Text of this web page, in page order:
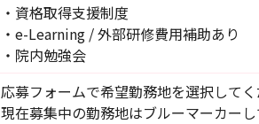
・資格取得支援制度
・e-Learning / 外部研修費用補助あり
・院内勉強会
応募フォームで希望勤務地を選択してく
現在募集中の勤務地はブルーマーカーし